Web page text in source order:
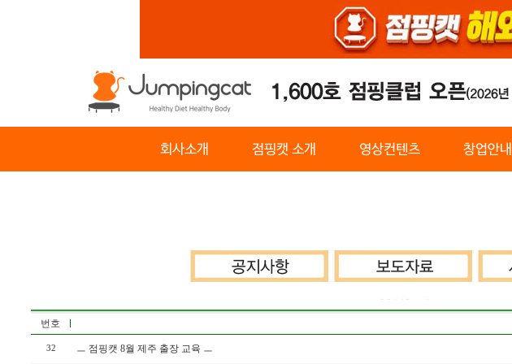
회사소개 점핑캣 소개 영상컨텐츠 창업안내
번호
32 ㅡ 점핑캣 8월 제주 출장 교육 ㅡ